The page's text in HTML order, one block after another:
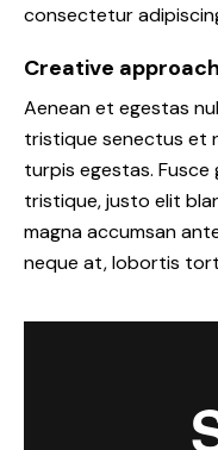
consectetur
Creative
Aenean et egestas
tristique senectus et
turpis egestas. Fusce
tristique, justo elit
magna accumsan
neque at, lobortis